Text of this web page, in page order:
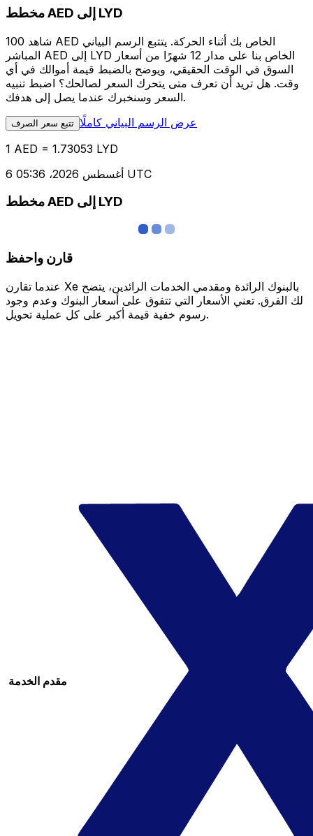
مخطط AED إلى LYD
شاهد 100 AED الخاص بك أثناء الحركة. يتتبع الرسم البياني
المباشر AED إلى LYD الخاص بنا على مدار 12 شهرًا من أسعار
السوق في الوقت الحقيقي، ويوضح بالضبط قيمة أموالك في أي
وقت. هل تريد أن تعرف متى يتحرك السعر لصالحك؟ اضبط تنبيه
السعر وسنخبرك عندما يصل إلى هدفك.
تتبع سعر الصرف عرض الرسم البياني كاملًا
1 AED = 1.73053 LYD
6 أغسطس 2026، 05:36 UTC
مخطط AED إلى LYD
قارن واحفظ
عندما تقارن Xe بالبنوك الرائدة ومقدمي الخدمات الرائدين، يتضح
لك الفرق. تعني الأسعار التي تتفوق على أسعار البنوك وعدم وجود
رسوم خفية قيمة أكبر على كل عملية تحويل.
مقدم الخدمة